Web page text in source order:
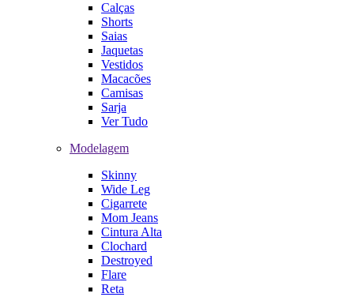
Calças
Shorts
Saias
Jaquetas
Vestidos
Macacões
Camisas
Sarja
Ver Tudo
Modelagem
Skinny
Wide Leg
Cigarrete
Mom Jeans
Cintura Alta
Clochard
Destroyed
Flare
Reta